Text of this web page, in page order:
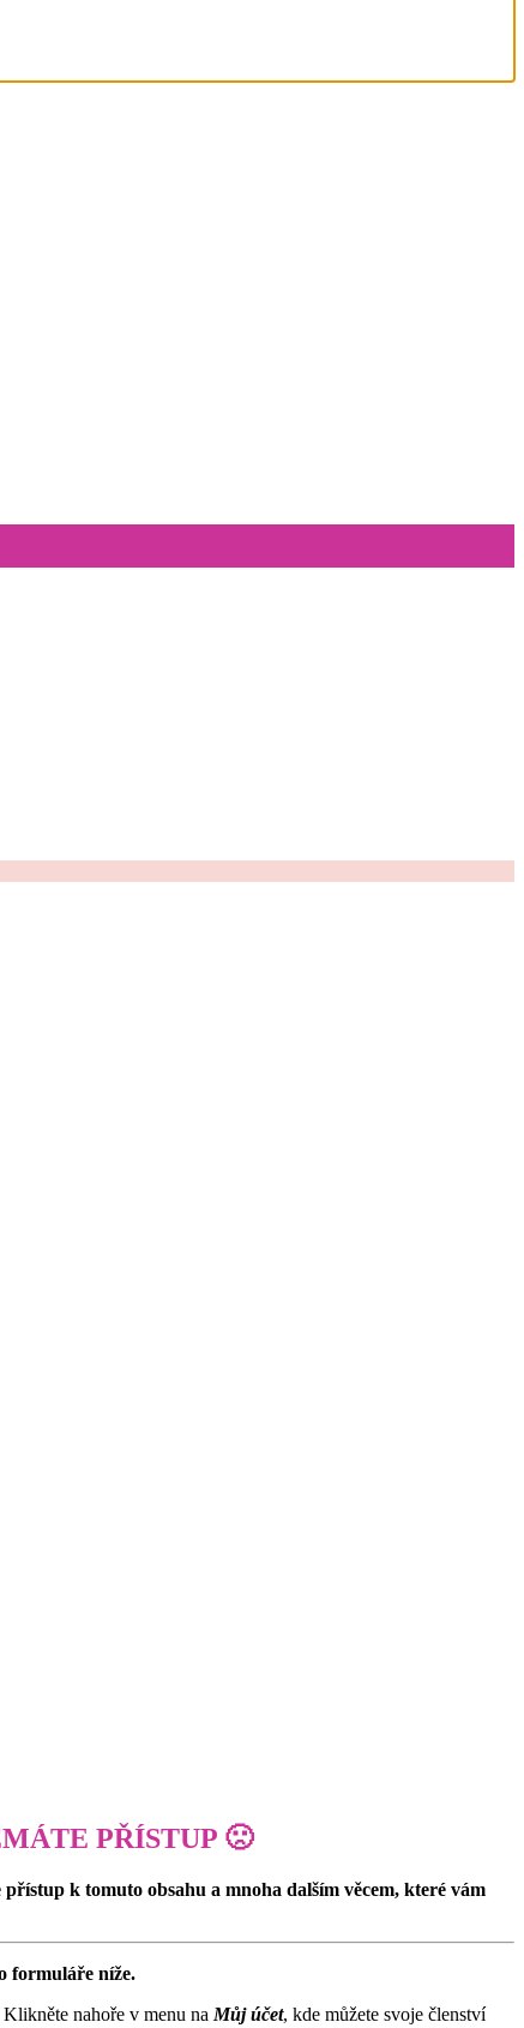
PŘÍSTUP 🙁
k tomuto obsahu a mnoha dalším věcem, které vám
formuláře níže.
Klikněte nahoře v menu na Můj účet, kde můžete svoje členství